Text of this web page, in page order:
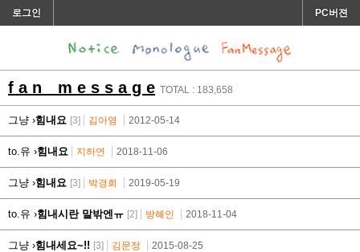
로그인 PC버젼
f a n m e s s a g e TOTAL : 183,658
그냥 ›힘내요 [3] 김아영 2012-05-14
to.유 ›힘내요 지하연 2018-11-06
그냥 ›힘내요 [3] 박경희 2019-05-19
to.유 ›힘내시란 말밖엔ㅠ [2] 방혜인 2018-11-04
그냥 ›힘내세요~!! [3] 김문정 2015-08-25